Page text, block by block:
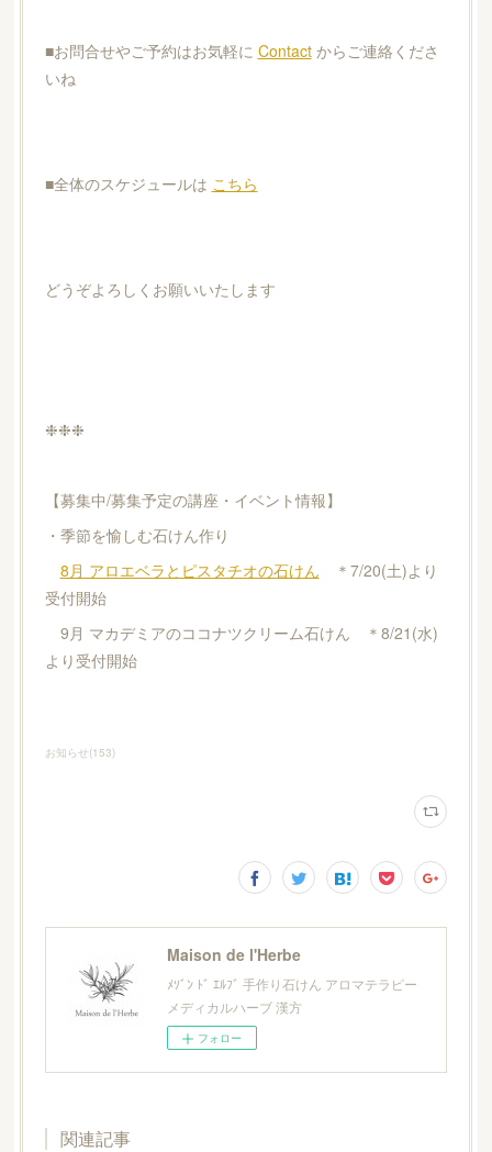
■お問合せやご予約はお気軽に Contactからご連絡くださ
いね
■全体のスケジュールは こちら
どうぞよろしくお願いいたします
❉❉❉
【募集中/募集予定の講座・イベント情報】
・季節を愉しむ石けん作り
8月 アロエベラとピスタチオの石けん ＊7/20(土)より
受付開始
9月 マカデミアのココナツクリーム石けん ＊8/21(水)
より受付開始
お知らせ(153)
Maison de l'Herbe
ﾒｿﾞﾝ ﾄﾞ ｴﾙﾌﾞ 手作り石けん アロマテラピー
メディカルハーブ 漢方
フォロー
関連記事